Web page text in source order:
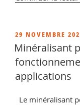
PUBLIÉ
LE
29 NOVEMBRE
Minéralisant
applications
Le minéralisant